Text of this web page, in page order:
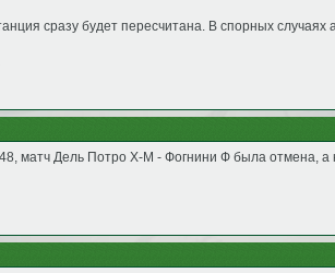
сразу будет пересчитана. В спорных
матч Дель Потро Х-М - Фогнини Ф была отмена,